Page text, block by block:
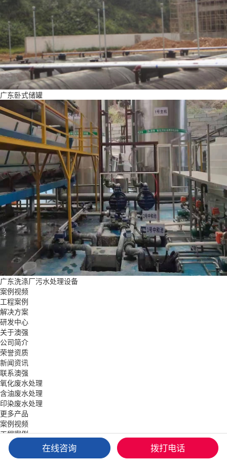
广东卧式储罐
广东洗涤厂污水处理设备
案例视频
工程案例
解决方案
研发中心
关于澳强
公司简介
荣誉资质
新闻资讯
联系澳强
氧化废水处理
含油废水处理
印染废水处理
更多产品
案例视频
工程案例
解决方案
关于澳强
在线咨询 拨打电话